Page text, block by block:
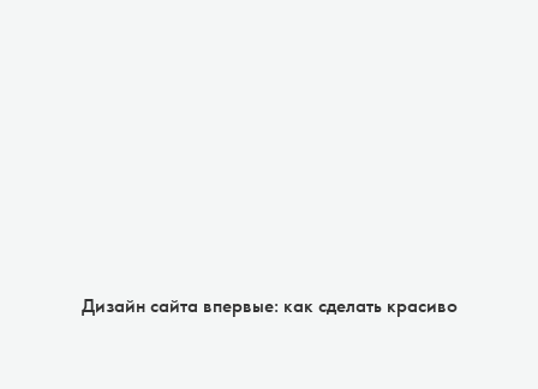
Дизайн сайта впервые: как сделать красиво